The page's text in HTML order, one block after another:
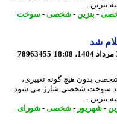
-بنزین- شخصی-سوخت
شد
78963455
خودروهای شخصی بدون هیچ گونه تغییری،
سوخت شخصی شارژ می شود.
شهریور-شخصی-شورای